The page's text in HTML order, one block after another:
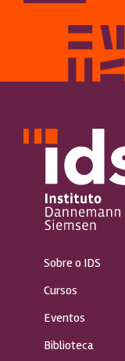
Sobre o IDS
Cursos
Eventos
Biblioteca